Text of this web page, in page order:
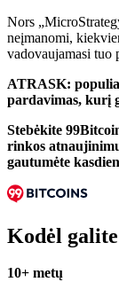
Nors
neįmanomi,
vadovaujamasi tuo
ATRASK:
pardavimas, kurį
Stebėkite
rinkos
gautumėte
Kodėl
10+ metų